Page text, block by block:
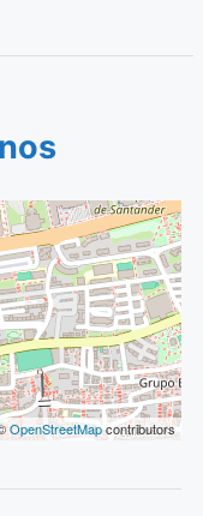
OpenStreetMapcontributors